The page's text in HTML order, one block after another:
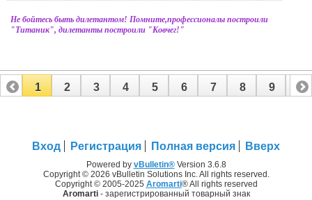
Не бойтесь быть дилетантом! Помните,профессионалы построили
"Титаник", дилетанты построили "Ковчег!"
1 2 3 4 5 6 7 8 9 10
Вход Регистрация Полная версия Вверх
Powered by vBulletin®Version 3.6.8
Copyright © 2026 vBulletin Solutions Inc. All rights reserved.
Copyright © 2005-2025 Aromarti® All rights reserved
Aromarti- зарегистрированный товарный знак